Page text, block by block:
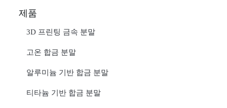
제품
3D 프린팅 금속 분말
고온 합금 분말
알루미늄 기반 합금 분말
티타늄 기반 합금 분말